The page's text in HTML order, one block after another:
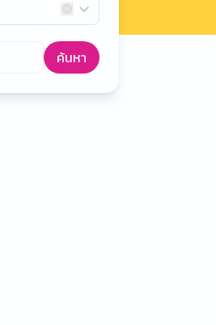
ค้นหา